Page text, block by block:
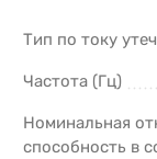
Тип по току
Частота (Гц)
Номинальная
способность в